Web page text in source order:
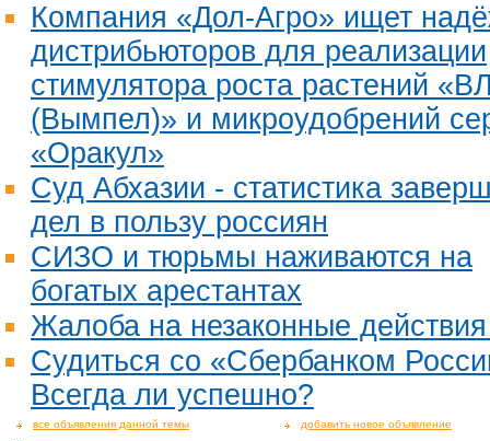
Компания «Дол-Агро» ищет
дистрибьюторов для реализации
стимулятора роста растений
(Вымпел)» и микроудобрений
«Оракул»
Суд Абхазии - статистика
дел в пользу россиян
СИЗО и тюрьмы наживаются на
богатых арестантах
Жалоба на незаконные
Судиться со «Сбербанком
Всегда ли успешно?
добавить новое объявление
все объявления данной темы